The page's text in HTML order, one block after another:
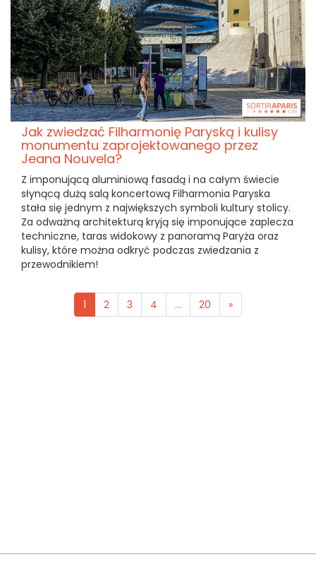
Jak zwiedzać Filharmonię Paryską i kulisy
monumentu zaprojektowanego przez
Jeana Nouvela?
Z imponującą aluminiową fasadą i na całym świecie
słynącą dużą salą koncertową Filharmonia Paryska
stała się jednym z największych symboli kultury stolicy.
Za odważną architekturą kryją się imponujące zaplecza
techniczne, taras widokowy z panoramą Paryża oraz
kulisy, które można odkryć podczas zwiedzania z
przewodnikiem!
1 2 3 4 ... 20 »